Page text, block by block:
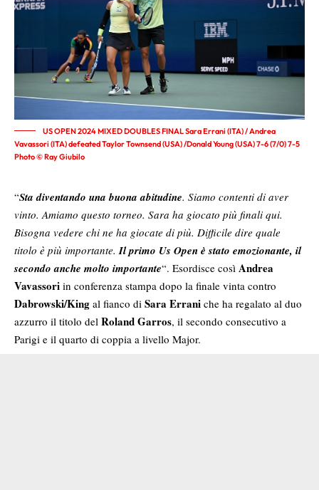
US OPEN 2024 MIXED DOUBLES FINAL Sara Errani (ITA) / Andrea
Vavassori (ITA) defeated Taylor Townsend (USA) /Donald Young (USA) 7-6 (7/0) 7-5
Photo © Ray Giubilo
“Sta diventando una buona abitudine. Siamo contenti di aver
vinto. Amiamo questo torneo. Sara ha giocato più finali qui.
Bisogna vedere chi ne ha giocate di più. Difficile dire quale
titolo è più importante.Il primo Us Open è stato emozionante, il
secondo anche molto importante“. Esordisce così Andrea
Vavassori in conferenza stampa dopo la finale vinta contro
Dabrowski/King al fianco di Sara Errani che ha regalato al duo
azzurro il titolo del Roland Garros, il secondo consecutivo a
Parigi e il quarto di coppia a livello Major.